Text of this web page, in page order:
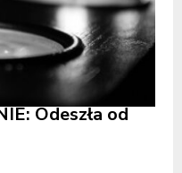
Odeszła od